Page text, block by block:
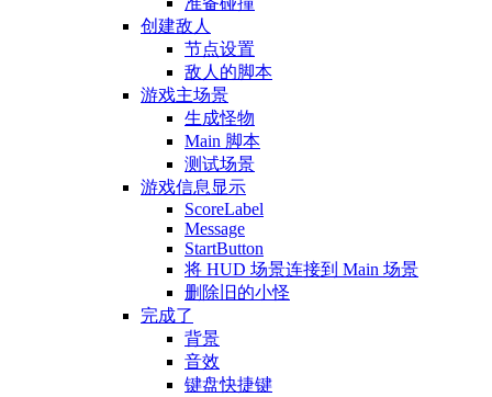
创建敌人
节点设置
敌人的脚本
游戏主场景
生成怪物
Main 脚本
测试场景
游戏信息显示
ScoreLabel
Message
StartButton
将 HUD 场景连接到 Main 场景
删除旧的小怪
完成了
背景
音效
键盘快捷键